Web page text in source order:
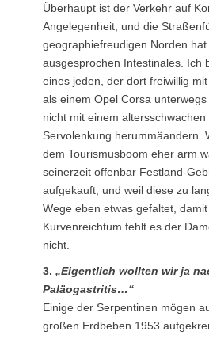
Überhaupt ist der Verkehr auf
Angelegenheit, und die
geographiefreudigen Norden hat
ausgesprochen Intestinales. Ich
eines jeden, der dort freiwillig
als einem Opel Corsa
nicht mit einem altersschwachen
Servolenkung herummäandern.
dem Tourismusboom eher arm
seinerzeit offenbar Festland-
aufgekauft, und weil diese zu
Wege eben etwas gefaltet,
Kurvenreichtum fehlt es der
nicht.
3. „Eigentlich wollten wir ja
Paläogastritis…“
Einige der Serpentinen mögen
großen Erdbeben 1953